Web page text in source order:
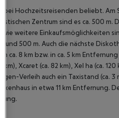
Hochzeitsreisenden beliebt. Am
Zentrum sind es ca. 500 m.
weitere Einkaufsmöglichkeiten
rund 500 m. Auch die nächste
8 km bzw. in ca. 5 km
Xcaret (ca. 82 km), Xel ha (ca. 120
Verleih auch ein Taxistand (ca.
in etwa 11 km Entfernung.